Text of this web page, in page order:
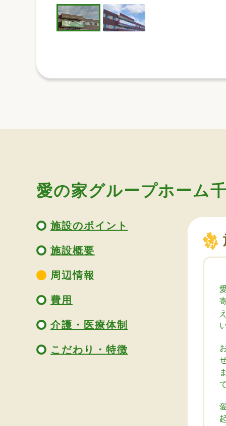
愛の家グループホーム
施設のポイント
施設概要
周辺情報
費用
介護・医療体制
こだわり・特徴